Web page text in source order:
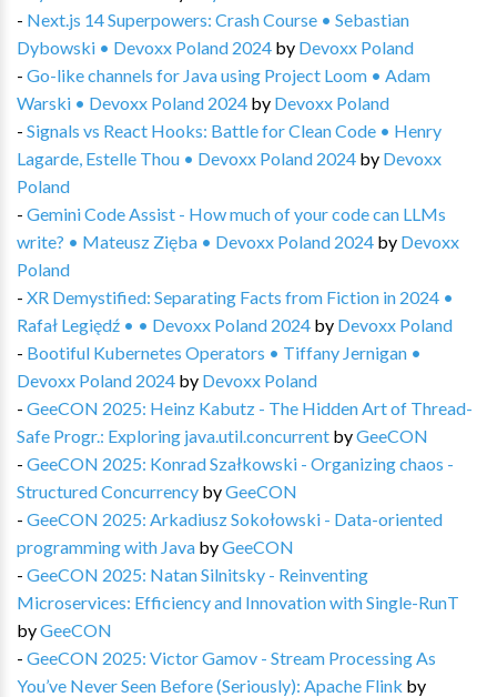
- Next.js 14 Superpowers: Crash Course • Sebastian
Dybowski • Devoxx Poland 2024 by Devoxx Poland
- Go-like channels for Java using Project Loom • Adam
Warski • Devoxx Poland 2024 by Devoxx Poland
- Signals vs React Hooks: Battle for Clean Code • Henry
Lagarde, Estelle Thou • Devoxx Poland 2024 by Devoxx
Poland
- Gemini Code Assist - How much of your code can LLMs
write? • Mateusz Zięba • Devoxx Poland 2024 by Devoxx
Poland
- XR Demystified: Separating Facts from Fiction in 2024 •
Rafał Legiędź • • Devoxx Poland 2024 by Devoxx Poland
- Bootiful Kubernetes Operators • Tiffany Jernigan •
Devoxx Poland 2024 by Devoxx Poland
- GeeCON 2025: Heinz Kabutz - The Hidden Art of Thread-
Safe Progr.: Exploring java.util.concurrent byGeeCON
- GeeCON 2025: Konrad Szałkowski - Organizing chaos -
Structured Concurrency byGeeCON
- GeeCON 2025: Arkadiusz Sokołowski - Data-oriented
programming with Java byGeeCON
- GeeCON 2025: Natan Silnitsky - Reinventing
Microservices: Efficiency and Innovation with Single-RunT
byGeeCON
- GeeCON 2025: Victor Gamov - Stream Processing As
You’ve Never Seen Before (Seriously): Apache Flink by